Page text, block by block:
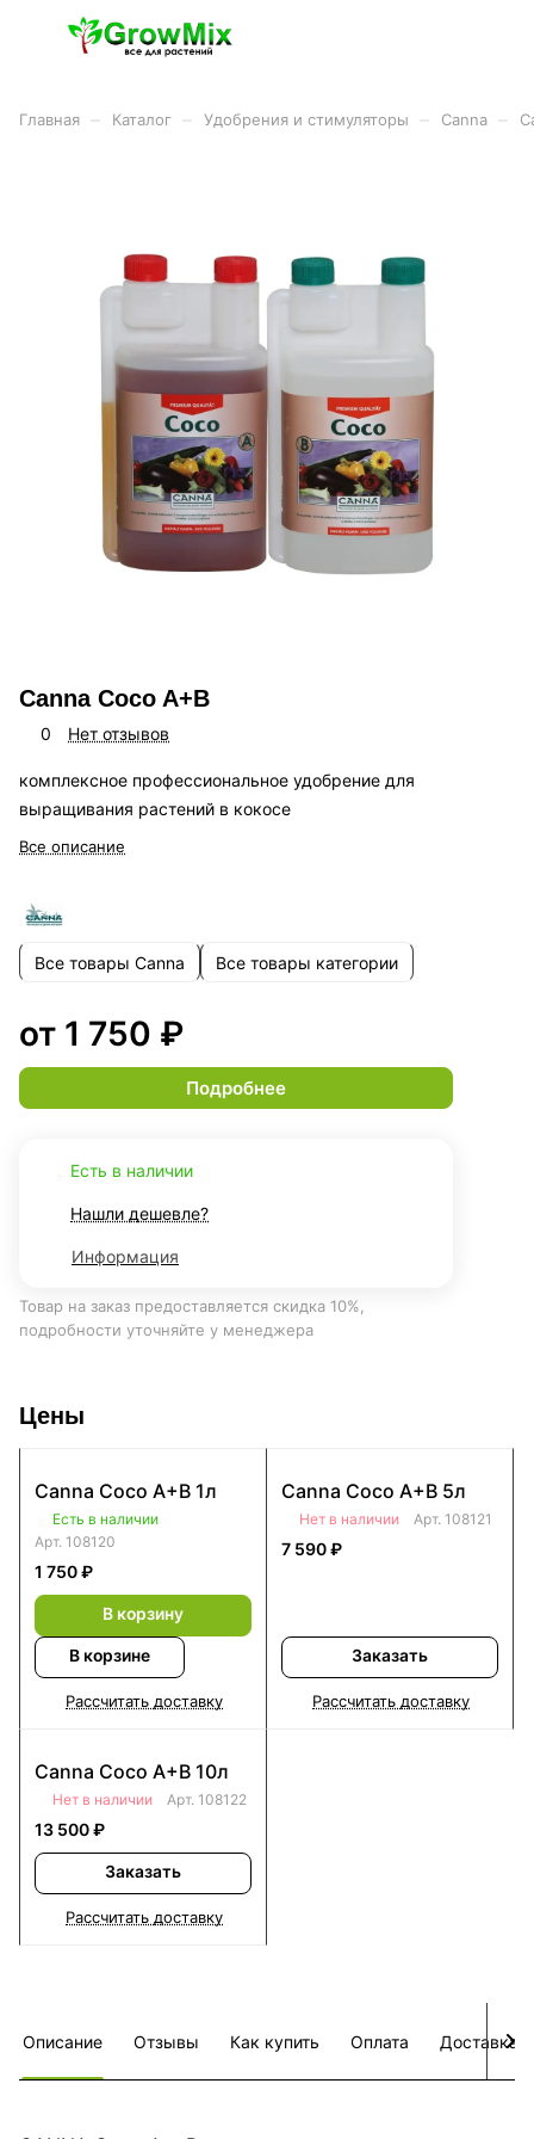
Главная Каталог Удобрения и стимуляторы Canna
Canna Coco A+B
0 Нет отзывов
комплексное профессиональное удобрение для
выращивания растений в кокосе
Все описание
Все товары Canna Все товары категории
от 1 750 ₽
Подробнее
Есть в наличии
Нашли дешевле?
Информация
Товар на заказ предоставляется скидка 10%,
подробности уточняйте у менеджера
Цены
Canna Coco A+B 1л
Есть в наличии
Арт. 108120
1 750 ₽
В корзину
В корзине
Рассчитать доставку
Canna Coco A+B 5л
Нет в наличии Арт. 108121
7 590 ₽
Заказать
Рассчитать доставку
Canna Coco A+B 10л
Нет в наличии Арт. 108122
13 500 ₽
Заказать
Рассчитать доставку
Описание Отзывы Как купить Оплата Доставка